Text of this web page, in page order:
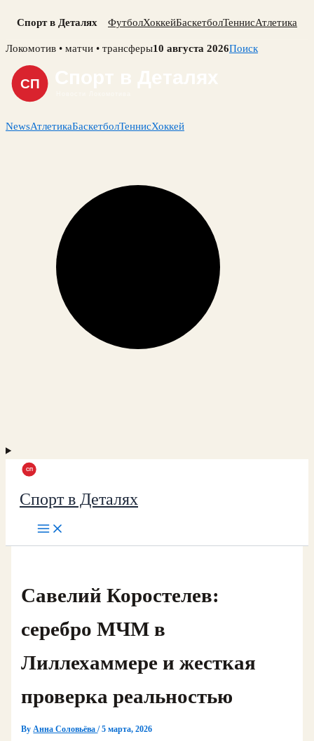
Спорт в Деталях ФутболХоккейБаскетболТеннисАтлетика
Skip
content
Локомотив • матчи • трансферы10 августа 2026Поиск
NewsАтлетикаБаскетболТеннисХоккей
Спорт в Деталях
Савелий Коростелев:
серебро МЧМ в
Лиллехаммере и жесткая
проверка реальностью
ByАнна Соловьёва/5 марта, 2026